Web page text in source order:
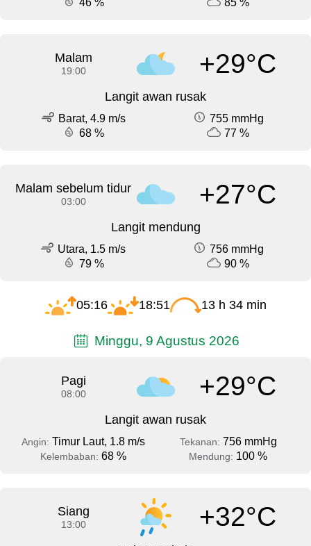
46 %
85 %
Malam
19:00 +29°C
Langit awan rusak
Barat, 4.9 m/s
755 mmHg
68 %
77 %
Malam sebelum tidur
03:00 +27°C
Langit mendung
Utara, 1.5 m/s
756 mmHg
79 %
90 %
05:16 18:51 13 h 34 min
Minggu, 9 Agustus 2026
Pagi
08:00 +29°C
Langit awan rusak
Angin: Timur Laut, 1.8 m/s Tekanan: 756 mmHg
Kelembaban: 68 % Mendung: 100 %
Siang
13:00 +32°C